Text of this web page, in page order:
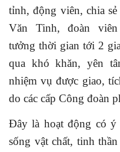
tỉnh, động viên, chia
Văn Tinh, đoàn
tưởng thời gian tới 2
qua khó khăn, yên
nhiệm vụ được giao,
do các cấp Công đoàn
Đây là hoạt động có ý
sống vật chất, tinh